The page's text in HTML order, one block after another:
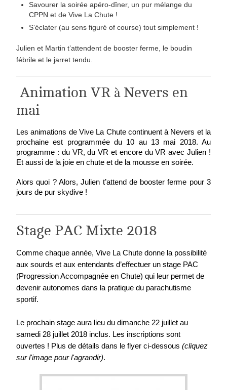
Savourer la soirée apéro-dîner, un pur mélange du
CPPN et de Vive La Chute !
S’éclater (au sens figuré of course) tout simplement !
Julien et Martin t’attendent de booster ferme, le boudin
fébrile et le jarret tendu.
Animation VR à Nevers en
mai
Les animations de Vive La Chute continuent à Nevers et la
prochaine est programmée du 10 au 13 mai 2018. Au
programme : du VR, du VR et encore du VR avec Julien !
Et aussi de la joie en chute et de la mousse en soirée.
Alors quoi ? Alors, Julien t’attend de booster ferme pour 3
jours de pur skydive !
Stage PAC Mixte 2018
Comme chaque année, Vive La Chute donne la possibilité
aux sourds et aux entendants d’effectuer un stage PAC
(Progression Accompagnée en Chute) qui leur permet de
devenir autonomes dans la pratique du parachutisme
sportif.
Le prochain stage aura lieu du dimanche 22 juillet au
samedi 28 juillet 2018 inclus. Les inscriptions sont
ouvertes ! Plus de détails dans le flyer ci-dessous (cliquez
sur l'image pour l'agrandir).